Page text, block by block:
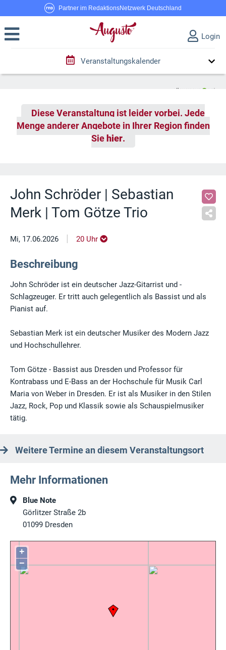
Partner im RedaktionsNetzwerk Deutschland
Login
Veranstaltungskalender
Diese Veranstaltung ist leider vorbei. Jede
Menge anderer Angebote in Ihrer Region finden
Sie hier.
John Schröder | Sebastian
Merk | Tom Götze Trio
Mi, 17.06.2026 | 20 Uhr
Beschreibung
John Schröder ist ein deutscher Jazz-Gitarrist und -
Schlagzeuger. Er tritt auch gelegentlich als Bassist und als
Pianist auf.
Sebastian Merk ist ein deutscher Musiker des Modern Jazz
und Hochschullehrer.
Tom Götze - Bassist aus Dresden und Professor für
Kontrabass und E-Bass an der Hochschule für Musik Carl
Maria von Weber in Dresden. Er ist als Musiker in den Stilen
Jazz, Rock, Pop und Klassik sowie als Schauspielmusiker
tätig.
Weitere Termine an diesem Veranstaltungsort
Mehr Informationen
Blue Note
Görlitzer Straße 2b
01099 Dresden
+
−